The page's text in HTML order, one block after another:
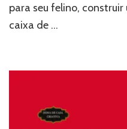
para seu felino,
caixa de …